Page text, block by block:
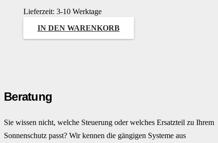
Lieferzeit: 3-10 Werktage
IN DEN WARENKORB
Beratung
Sie wissen nicht, welche Steuerung oder welches Ersatzteil zu Ihrem
Sonnenschutz passt? Wir kennen die gängigen Systeme aus